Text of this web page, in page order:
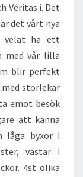
Veritas i. Det
det vårt nya
velat ha ett
med vår lilla
blir perfekt
storlekar
emot besök
att känna
låga byxor i
västar i
4st olika